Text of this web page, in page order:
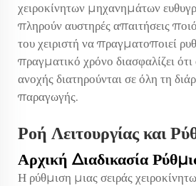
χειροκίνητων μηχανημάτων
πληρούν αυστηρές απαιτήσεις
του χειριστή να πραγματοποιεί
πραγματικό χρόνο διασφαλίζει ότι
ανοχής διατηρούνται σε όλη τη
παραγωγής.
Ροή Λειτουργίας και
Αρχική Διαδικασία
Η ρύθμιση μιας σειράς